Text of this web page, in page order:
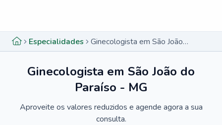
Especialidades Ginecologista em São João do Paraíso - MG
Ginecologista em São João do
Paraíso - MG
Aproveite os valores reduzidos e agende agora a sua
consulta.